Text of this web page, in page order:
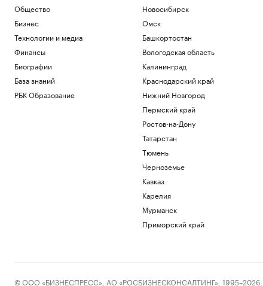
Общество
Бизнес
Технологии и медиа
Финансы
Биографии
База знаний
РБК Образование
Новосибирск
Омск
Башкортостан
Вологодская область
Калининград
Краснодарский край
Нижний Новгород
Пермский край
Ростов-на-Дону
Татарстан
Тюмень
Черноземье
Кавказ
Карелия
Мурманск
Приморский край
© ООО «БИЗНЕСПРЕСС», АО «РОСБИЗНЕСКОНСАЛТИНГ», 1995–2026.